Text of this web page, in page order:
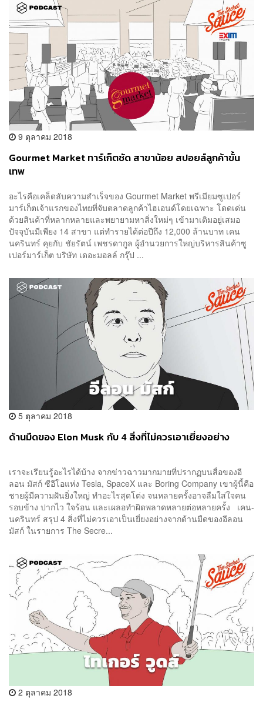
9 ตุลาคม 2018
Gourmet Market ทาร์เก็ตชัด สาขาน้อย สปอยล์ลูกค้าขั้น
เทพ
อะไรคือเคล็ดลับความสำเร็จของ Gourmet Market พรีเมียมซูเปอร์
มาร์เก็ตเจ้าแรกของไทยที่จับตลาดลูกค้าไฮเอนด์โดยเฉพาะ โดดเด่น
ด้วยสินค้าที่หลากหลายและพยายามหาสิ่งใหม่ๆ เข้ามาเติมอยู่เสมอ
ปัจจุบันมีเพียง 14 สาขา แต่ทำรายได้ต่อปีถึง 12,000 ล้านบาท เคน
นครินทร์ คุยกับ ชัยรัตน์ เพชรดากูล ผู้อำนวยการใหญ่บริหารสินค้าซู
เปอร์มาร์เก็ต บริษัท เดอะมอลล์ กรุ๊ป ...
5 ตุลาคม 2018
ด้านมืดของ Elon Musk กับ 4 สิ่งที่ไม่ควรเอาเยี่ยงอย่าง
เราจะเรียนรู้อะไรได้บ้าง จากข่าวฉาวมากมายที่ปรากฏบนสื่อของอี
ลอน มัสก์ ซีอีโอแห่ง Tesla, SpaceX และ Boring Company เขาผู้นี้คือ
ชายผู้มีความฝันยิ่งใหญ่ ทำอะไรสุดโต่ง จนหลายครั้งอาจลืมใส่ใจคน
รอบข้าง ปากไว ใจร้อน และเผลอทำผิดพลาดหลายต่อหลายครั้ง เคน-
นครินทร์ สรุป 4 สิ่งที่ไม่ควรเอาเป็นเยี่ยงอย่างจากด้านมืดของอีลอน
มัสก์ ในรายการ The Secre...
2 ตุลาคม 2018